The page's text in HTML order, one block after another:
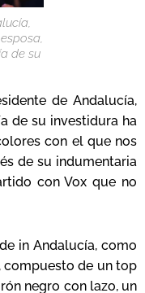
de su
de Andalucía,
de su investidura ha
con el que nos
de su indumentaria
con Vox que no
in Andalucía, como
compuesto de un top
negro con lazo, un